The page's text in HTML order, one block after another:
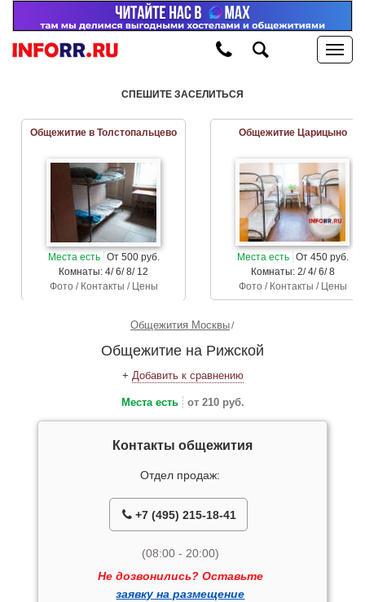
СПЕШИТЕ ЗАСЕЛИТЬСЯ
Общежитие в Толстопальцево
Места есть От 500 руб.
Комнаты: 4/ 6/ 8/ 12
Фото / Контакты / Цены
Общежитие Царицыно
Места есть От 450 руб.
Комнаты: 2/ 4/ 6/ 8
Фото / Контакты / Цены
Общежития Москвы
Общежитие на Рижской
+ Добавить к сравнению
Места есть от 210 руб.
Контакты общежития
Отдел продаж:
+7 (495) 215-18-41
(08:00 - 20:00)
Не дозвонились? Оставьте
заявку на размещение